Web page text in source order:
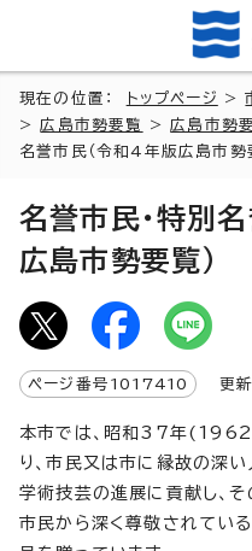
現在の位置： トップページ >
>広島市勢要覧 >広島市勢
名誉市民（令和4年版広島市勢
名誉市民・特別
広島市勢要覧）
ページ番号 1017410 更新
本市では、昭和37年(1962
り、市民又は市に縁故の深
学術技芸の進展に貢献し、
市民から深く尊敬されてい